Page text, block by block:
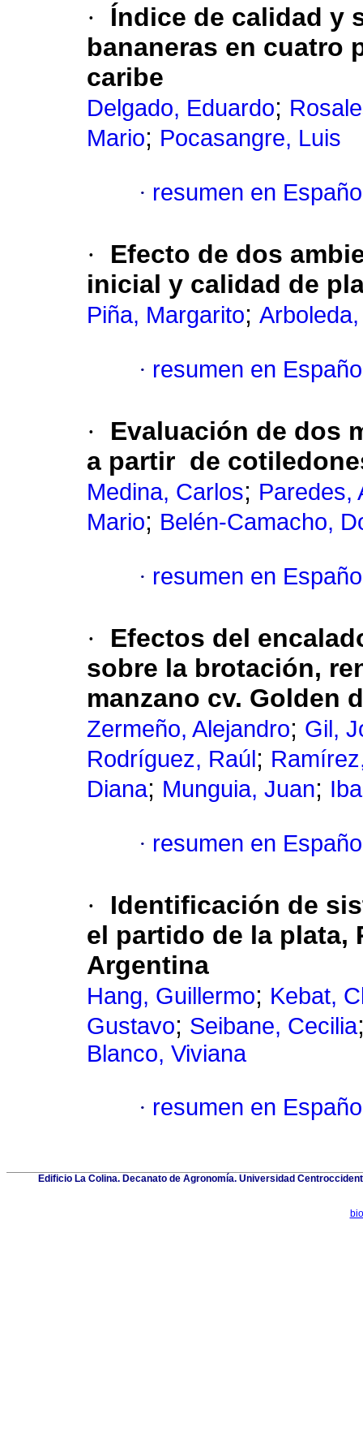
·
Índice de calidad y
bananeras en cuatro
caribe
Delgado, Eduardo;
Mario; Pocasangre, Luis
· resumen en
·
Efecto de dos
inicial y calidad de
Piña, Margarito;
· resumen en
·
Evaluación de dos
a partir de
Medina, Carlos; Paredes,
Mario; Belén-Camacho,
· resumen en
·
Efectos del
sobre la brotación,
manzano cv. Golden
Zermeño, Alejandro; Gil,
Rodríguez, Raúl ;
Diana; Munguia, Juan;
· resumen en
·
Identificación de
el partido de la plata,
Argentina
Hang, Guillermo; Kebat,
Gustavo; Seibane, Cecilia
Blanco, Viviana
· resumen en
Edificio La Colina. Decanato de Agronomía. Universidad